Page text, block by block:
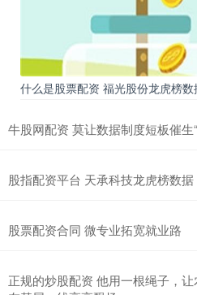
正规杠杆炒股平台 每周股票复盘：
安全的股票配资平台
2026-07-03
截至2025年12月26日收盘，中航机
周的13.12元上涨0.76%。本周，中
低息配资网 网友称懂车帝测试造假
责到底
快科技7月24日消息低息配资网，懂
什么是股票配资 福光股份龙虎榜数
牛股网配资 莫让数据制度短板催生
股指配资平台 天承科技龙虎榜数据
股票配资合同 微专业拓宽就业路
正规的炒股配资 他用一根绳子，